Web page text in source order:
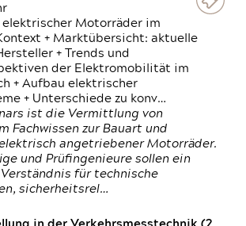
elektrischer Motorräder im
+ Marktübersicht: aktuelle
+ Trends und
der Elektromobilität im
+ Aufbau elektrischer
+ Unterschiede zu konv…
ist die Vermittlung von
Fachwissen zur Bauart und
angetriebener Motorräder.
und Prüfingenieure sollen ein
für technische
sicherheitsrel…